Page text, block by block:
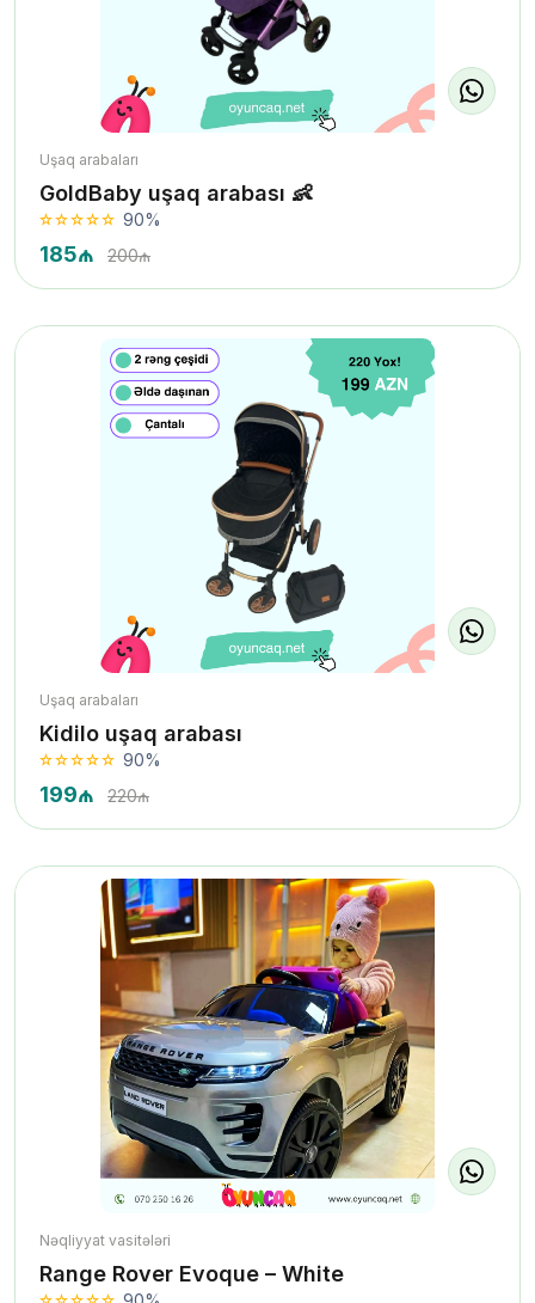
Uşaq arabaları
GoldBaby uşaq arabası 👶
90%
185₼ 200₼
Uşaq arabaları
Kidilo uşaq arabası
90%
199₼ 220₼
Nəqliyyat vasitələri
Range Rover Evoque – White